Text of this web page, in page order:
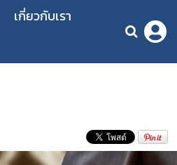
เกี่ยวกับเรา